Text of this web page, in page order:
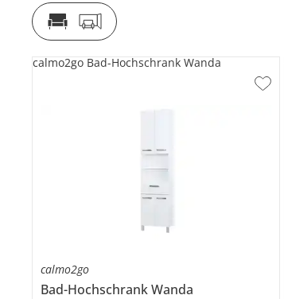
calmo2go
Bad-HochschrankWanda
calmo2go Bad-Hochschrank Wanda